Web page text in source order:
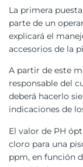
La primera
parte de un
explicará el
accesorios de la
A partir de este
responsable del
deberá hacerlo
indicaciones de
El valor de PH
cloro para una
ppm, en función